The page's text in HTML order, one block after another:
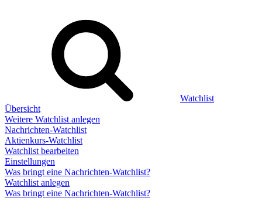
Watchlist
Übersicht
Weitere Watchlist anlegen
Nachrichten-Watchlist
Aktienkurs-Watchlist
Watchlist bearbeiten
Einstellungen
Was bringt eine Nachrichten-Watchlist?
Watchlist anlegen
Was bringt eine Nachrichten-Watchlist?